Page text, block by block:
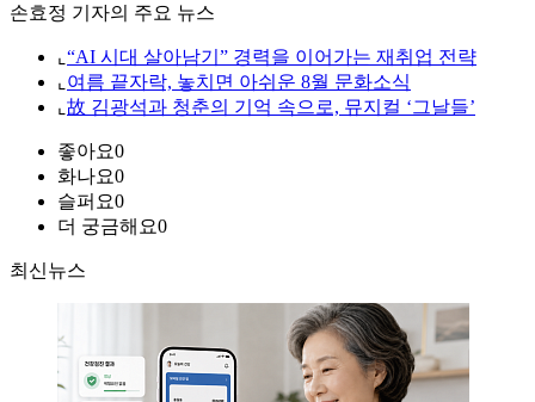
손효정 기자의 주요 뉴스
⌞ “AI 시대 살아남기” 경력을 이어가는 재취업 전략
⌞ 여름 끝자락, 놓치면 아쉬운 8월 문화소식
⌞ 故 김광석과 청춘의 기억 속으로, 뮤지컬 ‘그날들’
좋아요0
화나요0
슬퍼요0
더 궁금해요0
최신뉴스